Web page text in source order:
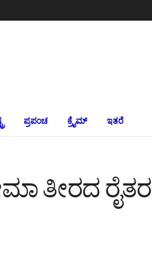
ಪ್ರಪಂಚ ಕ್ರೈಮ್‌ ಇತರೆ
ತೀರದ ರೈತರ